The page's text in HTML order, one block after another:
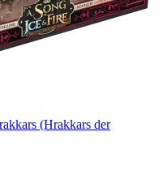
(Hrakkars der